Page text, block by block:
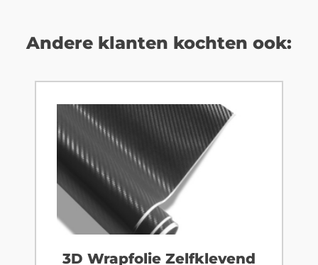
Andere klanten kochten ook:
3D Wrapfolie Zelfklevend